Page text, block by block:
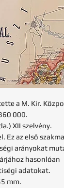
a M. Kir.
000.
XII szelvény.
Ez az első
arányokat
hasonlóan
adatokat.
mm.